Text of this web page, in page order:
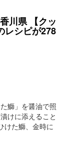
川県 【クッ
レシピが278
鰤」を醤油で照
けに添えること
けた鰤、金時に